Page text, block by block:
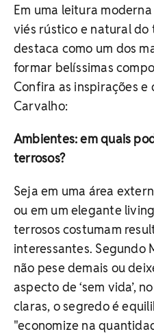
Em uma leitura
viés rústico e natural do
destaca como um dos
formar belíssimas
Confira as inspirações e
Carvalho:
Ambientes: em quais
terrosos?
Seja em uma área
ou em um elegante
terrosos costumam
interessantes. Segundo
não pese demais ou
aspecto de ‘sem vida’,
claras, o segredo é
"economize na